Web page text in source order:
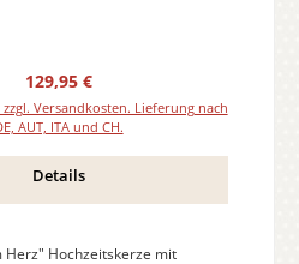
Regulärer Preis:
129,95 €
Versandkosten. Lieferung nach
AUT, ITA und CH.
Details